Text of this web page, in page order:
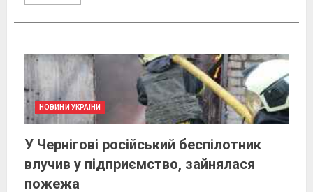
НОВИНИ УКРАЇНИ
У Чернігові російський беспілотник
влучив у підприємство, зайнялася
пожежа